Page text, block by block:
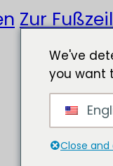
Zur
We've
you want
Close